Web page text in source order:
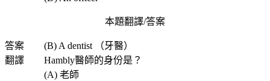
本題翻譯/答案
答案
(B) A dentist （牙醫）
翻譯
Hambly醫師的身份是？
(A) 老師